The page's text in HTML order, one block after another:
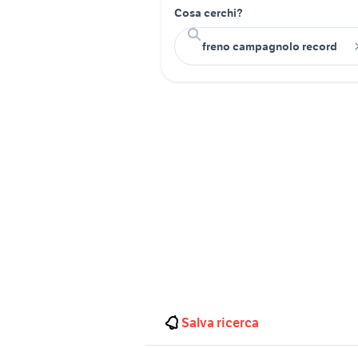
Cosa cerchi?
Salva ricerca